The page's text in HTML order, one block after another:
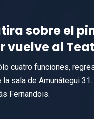
sobre el
vuelve al
cuatro funciones,
sala de Amunátegui
Fernandois.